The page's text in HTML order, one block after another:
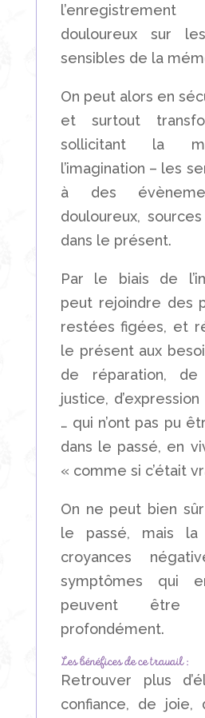
l’enregistrement
douloureux sur
sensibles de la
On peut alors en
et surtout
sollicitant la
l’imagination – les
à des
douloureux,
dans le présent.
Par le biais de
peut rejoindre des
restées figées, et
le présent aux
de réparation,
justice,
… qui n’ont pas pu
dans le passé, en
« comme si c’était
On ne peut bien
le passé, mais la
croyances
symptômes qui
peuvent être
profondément.
Les bénéfices de ce travail :
Retrouver plus
confiance, de joie,